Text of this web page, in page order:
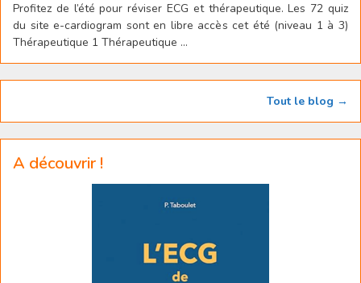
Profitez de l’été pour réviser ECG et thérapeutique. Les 72 quiz
du site e-cardiogram sont en libre accès cet été (niveau 1 à 3)
Thérapeutique 1 Thérapeutique ...
Tout le blog →
A découvrir !